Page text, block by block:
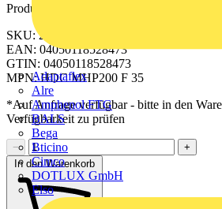
Adaptaflex
Alre
Amphenol FTG
BALS
Bega
Bticino
Cimco
DOTLUX GmbH
Elso
Produktkennzeichen
SKU: 2514830000
EAN: 04050118528473
GTIN: 04050118528473
MPN: HDC MHP200 F 35
*Auf Anfrage verfügbar - bitte in den
Verfügbarkeit zu prüfen
−
+
In den Warenkorb